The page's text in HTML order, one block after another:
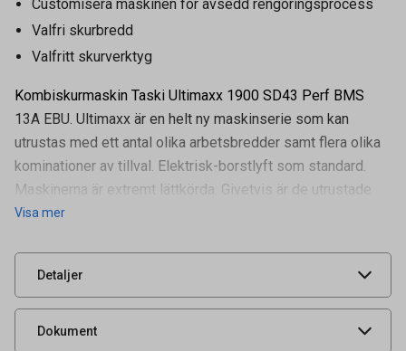
Customisera maskinen för avsedd rengöringsprocess
Valfri skurbredd
Valfritt skurverktyg
Kombiskurmaskin Taski Ultimaxx 1900 SD43 Perf BMS
13A EBU. Ultimaxx är en helt ny maskinserie som kan
utrustas med ett antal olika arbetsbredder samt flera olika
kominationer av tillval. Elektrisk-borstlyft som standard.
Maskinerna är extremt lättkörda. Givetvis är de utrustade
Visa mer
Detaljer
Artikelnummer 54070040
Leverantörens
UNSPSC 47121600
Dokument
Produktdatablad